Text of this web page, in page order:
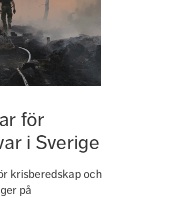
för
i Sverige
krisberedskap och
på